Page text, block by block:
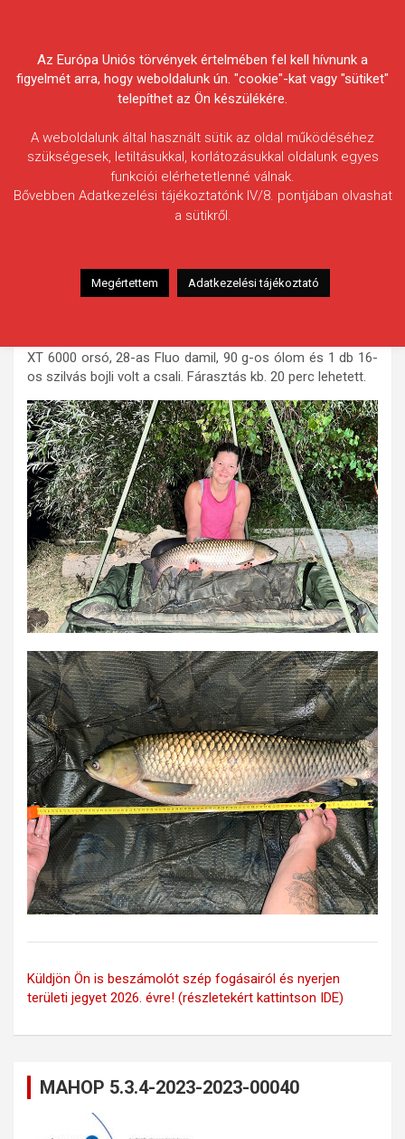
Egyesületek Szövetsége
Fodor-Pető Boglárka
Halfaj: Amur
Fogott hal adatai: 7,6 kg / 68 cm
XT 6000 orsó, 28-as Fluo damil, 90 g-os ólom és 1 db 16-
os szilvás bojli volt a csali. Fárasztás kb. 20 perc lehetett.
Küldjön Ön is beszámolót szép fogásairól és nyerjen
területi jegyet 2026. évre! (részletekért kattintson IDE)
MAHOP 5.3.4-2023-2023-00040
Az Európa Uniós törvények értelmében fel kell hívnunk a
figyelmét arra, hogy weboldalunk ún. "cookie"-kat vagy "sütiket"
telepíthet az Ön készülékére.
A weboldalunk által használt sütik az oldal működéséhez
szükségesek, letiltásukkal, korlátozásukkal oldalunk egyes
funkciói elérhetetlenné válnak.
Bővebben Adatkezelési tájékoztatónk IV/8. pontjában olvashat
a sütikről.
Megértettem Adatkezelési tájékoztató